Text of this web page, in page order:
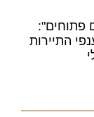
פתוחים":
התיירות